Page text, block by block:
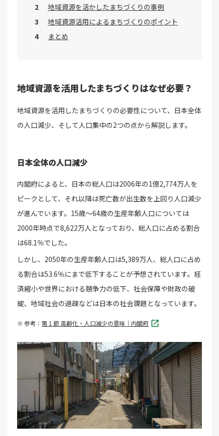
地域資源を活かしたまちづくりの事例
地域資源活用によるまちづくりのポイント
まとめ
地域資源を活用したまちづくりはなぜ必要？
地域資源を活用したまちづくりの必要性について、日本全体
の人口減少、そして人口集中の2つの点から解説します。
日本全体の人口減少
内閣府によると、日本の総人口は2006年の1億2,774万人を
ピークとして、それ以降は死亡数が出生数を上回り人口減少
が進んでいます。15歳～64歳の生産年齢人口については
2000年時点で8,622万人となっており、総人口に占める割合
は68.1％でした。
しかし、2050年の生産年齢人口は5,389万人、総人口に占め
る割合は53.6％にまで低下することが予想されています。経
済縮小や世界における競争力の低下、社会保障や財政の破
綻、地域社会の過疎などは日本の社会課題となっています。
参考：第１節 高齢化・人口減少の意味｜内閣府